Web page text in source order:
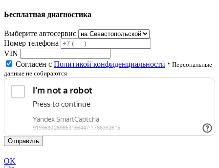
Бесплатная диагностика
Выберите автосервис
Номер телефона
VIN
Согласен с Политикой конфиденциальности * Персональные
данные не собираются
Отправить
OK